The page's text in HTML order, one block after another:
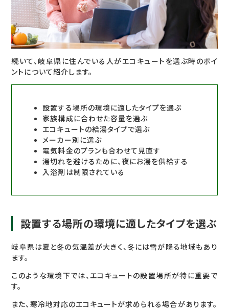
続いて、岐阜県に住んでいる人がエコキュートを選ぶ時のポイ
ントについて紹介します。
設置する場所の環境に適したタイプを選ぶ
家族構成に合わせた容量を選ぶ
エコキュートの給湯タイプで選ぶ
メーカー別に選ぶ
電気料金のプランも合わせて見直す
湯切れを避けるために、夜にお湯を供給する
入浴剤は制限されている
設置する場所の環境に適したタイプを選ぶ
岐阜県は夏と冬の気温差が大きく、冬には雪が降る地域もあり
ます。
このような環境下では、エコキュートの設置場所が特に重要で
す。
また、寒冷地対応のエコキュートが求められる場合があります。